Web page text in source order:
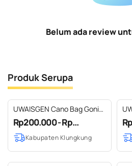
Belum ada review
Produk Serupa
UWAISGEN Cano Bag Goni
Endek Etnik Bali Handmade
Rp200.000 - Rp...
Kabupaten Klungkung